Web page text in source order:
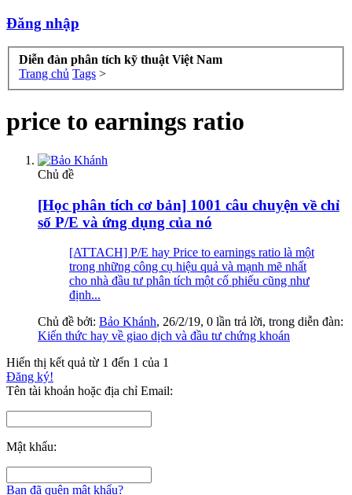
Đăng nhập
Diễn đàn phân tích kỹ thuật Việt Nam
Trang chủ Tags >
price to earnings ratio
Chủ đề
[Học phân tích cơ bản] 1001 câu chuyện về chỉ
số P/E và ứng dụng của nó
[ATTACH] P/E hay Price to earnings ratio là một
trong những công cụ hiệu quả và mạnh mẽ nhất
cho nhà đầu tư phân tích một cổ phiếu cũng như
định...
Chủ đề bởi: Bảo Khánh, 26/2/19, 0 lần trả lời, trong diễn đàn:
Kiến thức hay về giao dịch và đầu tư chứng khoán
Hiển thị kết quả từ 1 đến 1 của 1
Đăng ký!
Tên tài khoản hoặc địa chỉ Email:
Mật khẩu:
Bạn đã quên mật khẩu?